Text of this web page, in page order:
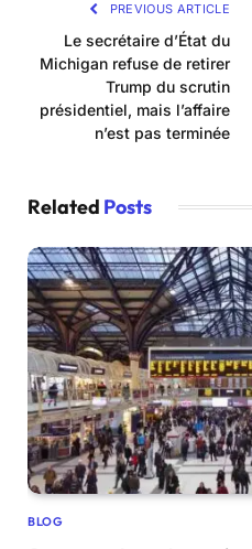
PREVIOUS ARTICLE
Le secrétaire d’État du
Michigan refuse de retirer
Trump du scrutin
présidentiel, mais l’affaire
n’est pas terminée
Related Posts
BLOG